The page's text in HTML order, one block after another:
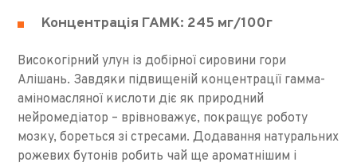
Концентрація ГАМК: 245 мг/100г
Високогірний улун із добірної сировини гори
Алішань. Завдяки підвищеній концентрації гамма-
аміномасляної кислоти діє як природний
нейромедіатор – врівноважує, покращує роботу
мозку, бореться зі стресами. Додавання натуральних
рожевих бутонів робить чай ще ароматнішим і